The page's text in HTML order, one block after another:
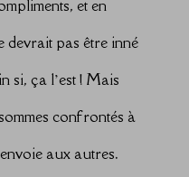
et en
devrait pas être inné
si, ça l’est ! Mais
confrontés à
aux autres.